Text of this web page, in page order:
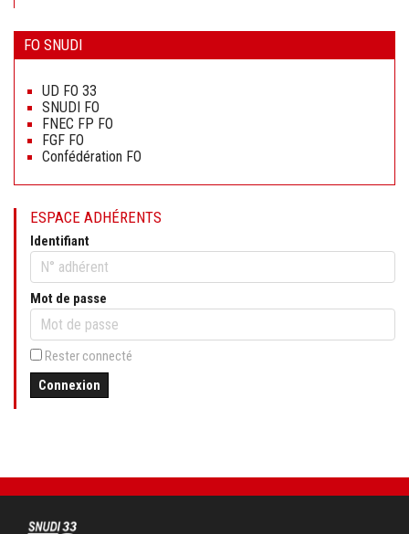
FO SNUDI
contenu
UD FO 33
SNUDI FO
FNEC FP FO
FGF FO
Confédération FO
ESPACE ADHÉRENTS
Identifiant
Mot de passe
Rester connecté
Connexion